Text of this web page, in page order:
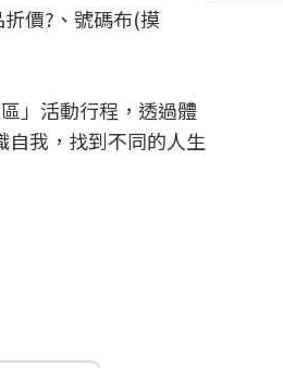
折價?、號碼布(摸
」活動行程，透過體
我，找到不同的人生